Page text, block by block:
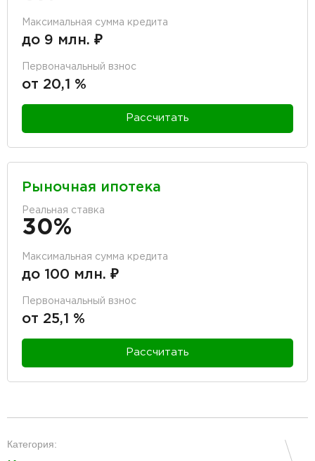
Максимальная сумма кредита
до 9 млн. ₽
Первоначальный взнос
от 20,1 %
Рассчитать
Рыночная ипотека
Реальная ставка
30%
Максимальная сумма кредита
до 100 млн. ₽
Первоначальный взнос
от 25,1 %
Рассчитать
Категория: